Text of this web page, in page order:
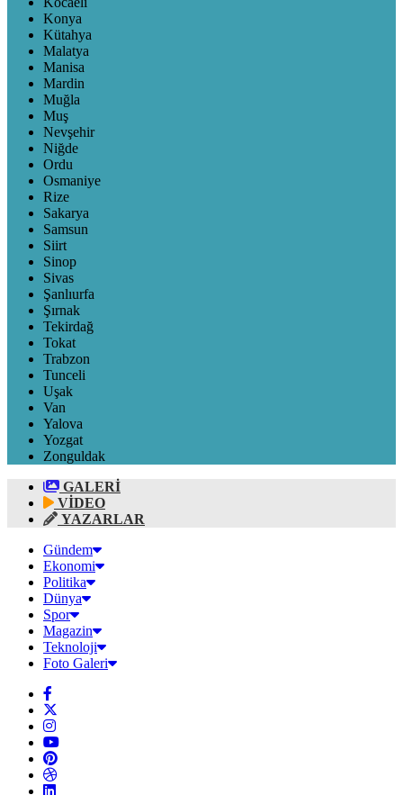
Konya
Kütahya
Malatya
Manisa
Mardin
Muğla
Muş
Nevşehir
Niğde
Ordu
Osmaniye
Rize
Sakarya
Samsun
Siirt
Sinop
Sivas
Şanlıurfa
Şırnak
Tekirdağ
Tokat
Trabzon
Tunceli
Uşak
Van
Yalova
Yozgat
Zonguldak
GALERİ
VİDEO
YAZARLAR
Gündem
Ekonomi
Politika
Dünya
Spor
Magazin
Teknoloji
Foto Galeri